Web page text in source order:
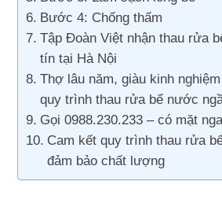
Bước 4: Chống thấm
Tập Đoàn Việt nhận thau rửa
tín tại Hà Nội
Thợ lâu năm, giàu kinh
quy trình thau rửa bể nước
Gọi 0988.230.233 – có mặt
Cam kết quy trình thau rửa
đảm bảo chất lượng